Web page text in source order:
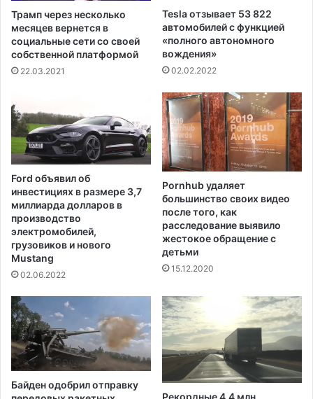
т
о
р
а
е
в
е
р
ы
й
р
е
у
г
л
ь
н
и
к
л
и
з
а
в
е
н
и
й
б
е
с
т
в
е
н
о
г
о
п
т
Трамп через несколько
месяцев вернется в
социальные сети со своей
собственной платформой
22.03.2021
Tesla отзывает 53 822
автомобилей с функцией
«полного автономного
вождения»
02.02.2022
Ford объявил об
инвестициях в размере 3,7
миллиарда долларов в
производство
электромобилей,
грузовиков и нового
Mustang
02.06.2022
Pornhub удаляет
большинство своих видео
после того, как
расследование выявило
жестокое обращение с
детьми
15.12.2020
Байден одобрил отправку